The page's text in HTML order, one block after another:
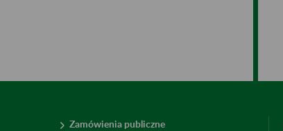
Zamówienia publiczne